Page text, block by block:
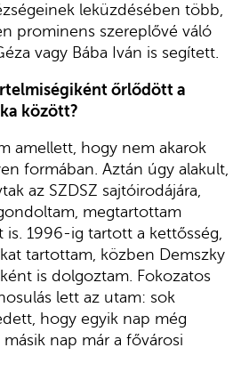
leküzdésében több,
prominens szereplővé váló
vagy Bába Iván is segített.
őrlődött a
között?
amellett, hogy nem akarok
formában. Aztán úgy alakult,
az SZDSZ sajtóirodájára,
megtartottam
is. 1996-ig tartott a kettősség,
tartottam, közben Demszky
is dolgoztam. Fokozatos
lett az utam: sok
hogy egyik nap még
nap már a fővárosi